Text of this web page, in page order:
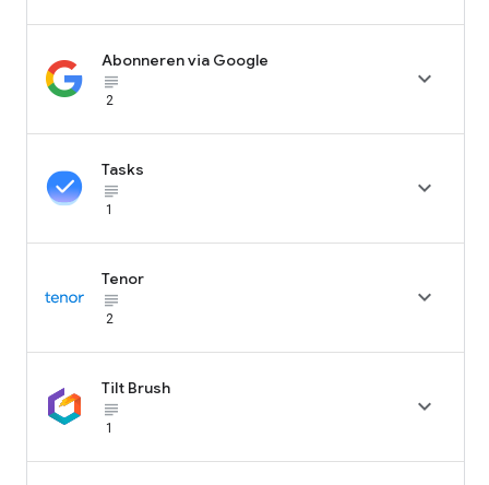
Abonneren via Google
subject_black
2

Tasks
subject_black
1

Tenor
subject_black
2

Tilt Brush
subject_black
1
